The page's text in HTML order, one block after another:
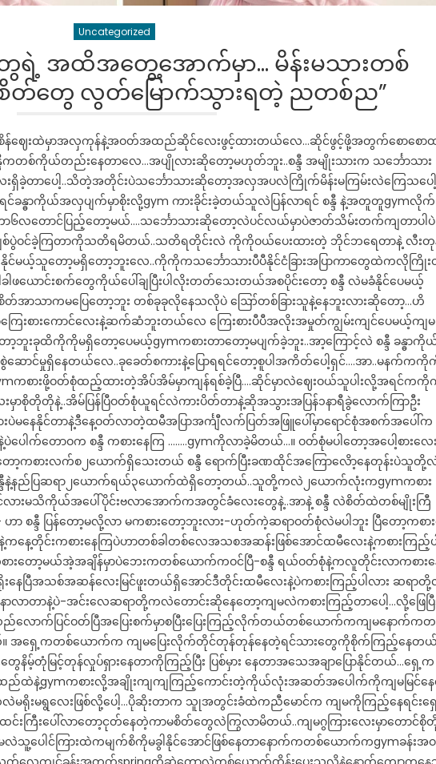
Uncategorized
ေရဲ့ အထိအတွေ့အောက်မှာ… မိန်းမသားတစ်
တွေ လွတ်မြောက်သွားရတဲ့ ညတစ်ည”
စိန်ဈေးထဲမှာအလှကုန်နဲ့အဝတ်အထည်ဆိုင်လေးဖွင့်ထားတယ်လေ…ဆိုင်ဖွင့်ဖို့အတွက်စောစော
ဒီကတစ်ကိုယ်တည်းနေတာလေ…အပျိုလားဆိုတော့မဟုတ်ဘူး..စန္ဒီ အမျိုးသားက သင်္ဘောသား
ခဲ့တာပေါ့..သိတဲ့အတိုင်းပဲသင်္ဘောသားဆိုတော့အလှအပလဲကြိုက်မိန်းမကြမ်းလဲကြေသပေါ့
ရင်ခန္ဓာကိုယ်အလှပျက်မှာစိုးလို့gym ကားခိုင်းခဲ့တယ်သူလဲပြန်လာရင် စန္ဒီ နဲ့အတူတူgymလိုက်
လတောင်ပြည့်တော့မယ်….သင်္ဘောသားဆိုတော့လဲပင်လယ်မှာပဲဇာတ်သိမ်းတက်ကျတာပါပဲ
င်ခဲ့ကြတာကိုသတိရမိတယ်..သတိရတိုင်းလဲ ကိုကိုဝယ်ပေးထားတဲ့ ဘိုင်ဘရေတာနဲ့ လီးတု
းနိုင်မယ့်သူတော့မရှိတော့ဘူးလေ..ကိုကိုကသင်္ဘောသားပီပီနိုင်ငံခြားအပြာကာတွေထဲကလိုကြို
ယောင်းစက်တွေကိုယ်ပေါ်ချပြီးပါလိုးတတ်သေးတယ်အစပိုင်းတော့ စန္ဒီ လဲမခံနိုင်ပေမယ့်
တ်အာသာကမပြေတော့ဘူး တစ်ခုခုလိုနေသလိုပဲ ဪတစ်ခြားသူနဲ့နေဘူးလားဆိုတော့…ဟိ
ြေးစားကောင်လေးနဲ့ဆက်ဆံဘူးတယ်လေ ကြေးစားပီပီအလိုးအမှုတ်ကျွမ်းကျင်ပေမယ့်ကျမ
ာ့ဘူးခုထိကိုကိုမရှိတော့ပေမယ့်gymကစားတာတော့မပျက်ခဲ့ဘူး..အာ့ကြောင့်လဲ စန္ဒီ ခန္ဓာကို
င်စွဲဆောင်မှုရှိနေတယ်လေ..ခုခေတ်စကားနဲ့ပြောရရင်တော့စူပါအကိတ်ပေါ့ရှင်….အာ..မနက်ကကို
ကစားဖို့ဝတ်စုံထည့်ထားတဲ့အိပ်အိမ်မှာကျန်ရစ်ခဲ့ပြီ….ဆိုင်မှာလဲဈေးဝယ်သူပါးလို့အရင်ကကို
းမှာစိုတိုတိုနဲ့..အိမ်ပြန်ပြီဝတ်စုံယူရင်လဲကားပိတ်တာနဲ့ဆိုအသွားအပြန်၁နာရီခွဲလောက်ကြာဦး
မနေနိုင်တာနဲ့ဒီနေ့ဝတ်လာတဲ့ထမီအပြာအင်္ကျီလက်ပြတ်အဖြူပေါ်မှာရောင်စုံအစက်အပေါ်က
ါက်တောဝက စန္ဒီ ကစားနေကြ ……..gymကိုလာခဲ့မိတယ်…။ ဝတ်စုံမပါတော့အပေါ့စားလေး
တော့ကစားလက်စ၂ယောက်ရှိသေးတယ် စန္ဒီ ရောက်ပြီးခဏထိုင်အကြောလေိာ့နေတုန်းပဲသူတို့
စန္ဒီနဲ့နည်ပြဆရာ၂ယောက်ရယ်၃ယောက်ထဲရှိတော့တယ်..သူတို့ကလဲ၂ယောက်လုံးကgymကစား
လားမသိကိုယ်အပေါ်ပိုင်းဗလာအောက်ကအတွင်ခံလေးတွေနဲ့..အာနဲ့ စန္ဒီ လဲစိတ်ထဲတစ်မျိုးကြီ
စန္ဒီ ပြန်တော့မလို့လာ မကစားတော့ဘူးလား-ဟုတ်ကဲ့ဆရာဝတ်စုံလဲမပါဘူး ပြီတော့ကစာ
နေ့တိုင်းကစားနေကြပဲဟာတစ်ခါတစ်လေအသစအဆန်းဖြစ်အောင်ထမီလေးနဲ့ကစားကြည့်ပ
ားတော့မယ်အဲ့အချိန်မှာပဲဘေးကတစ်ယောက်ကဝင်ပြီ-စန္ဒီ ရယ်ဝတ်စုံနဲ့ကလူတိုင်းလာကစားန
းနေပြီအသစ်အဆန်လေးမြင်ဖူးတယ်ရှိအောင်ဒီတိုင်းထမီလေးနဲ့ပဲကစားကြည့်ပါလား ဆရာ
နာလာတာနဲ့ပဲ-အင်းလေဆရာတို့ကလဲတောင်းဆိုနေတော့ကျမလဲကစားကြည့်တာပေါ့…လို့ဖြေပြီ
ောက်ပြင်ဝတ်ပြီအပြေးစက်မှာစပြီးပြေးကြည့်လိုက်တယ်တစ်ယောက်ကကျမနောက်က
အရှေ့ကတစ်ယောက်က ကျမပြေးလိုက်တိုင်တုန်တုန်နေတဲ့ရင်သားတွေကိုစိုက်ကြည့်နေတယ်
တုံမြင့်တုန်လှုပ်ရှားနေတာကိုကြည့်ပြီး ပြစ်မှား နေတာအသေအချာပြောနိုင်တယ်…ရှေ့က
gymကစားလို့အချိုးကျကျကြည့်ကောင်းတဲ့ကိုယ်လုံးအဆတ်အပေါက်ကိုကျမမြင်နေ
ရိုးမရွလေးဖြစ်လို့ပေါ့…ပိုဆိုးတာက သူုအတွင်းခံထဲကညီမောင်က ကျမကိုကြည့်နေရင်းရှေ့
းထင်းကြီးပေါ်လာတော့ငုတ်နေတဲ့ကာမစိတ်တွေလဲကြွလာမိတယ်..ကျမဂွကြားလေးမှာတောင်စို
ေါင်ကြားထဲကမျက်စိကိုမခွါနိုင်အောင်ဖြစ်နေတာနောက်ကတစ်ယောက်ကgymခန်းအ